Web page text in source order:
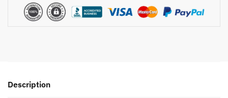
Description